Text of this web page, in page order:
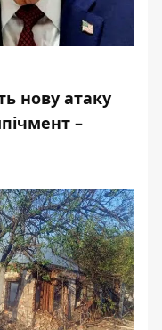
нову атаку
–